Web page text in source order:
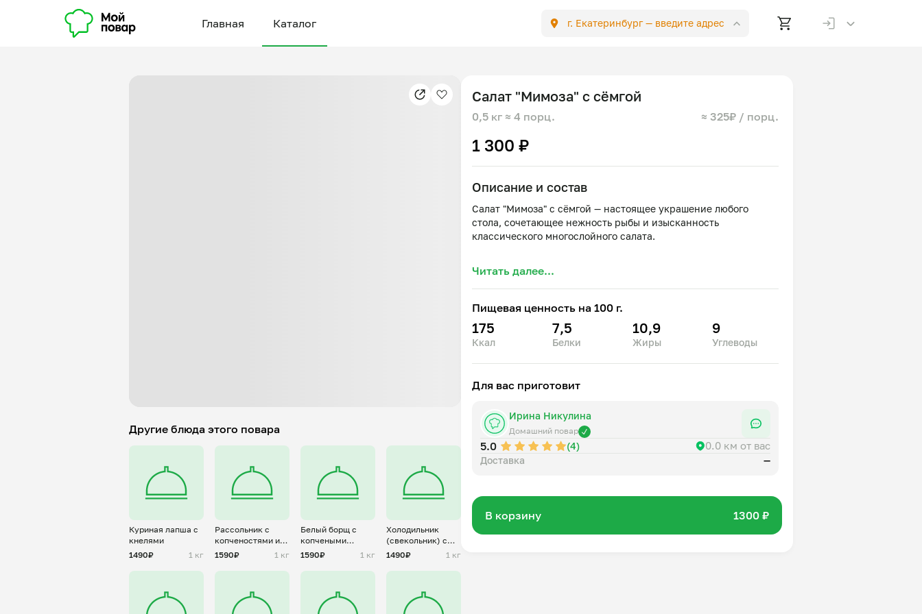
Главная Каталог г. Екатеринбург — введите адрес
Другие блюда этого повара
Куриная лапша с
кнелями
1490₽
1 кг
Рассольник с
копченостями и
булгуром
1590₽ 1 кг
Белый борщ с
копчеными
колбасками
1590₽ 1 кг
Холодильник
(свекольник) с
жареным
1490₽ 1 кг
Салат "Мимоза" с сёмгой
0,5 кг ≈ 4 порц. ≈ 325₽ / порц.
1 300 ₽
Описание и состав
Салат "Мимоза" с сёмгой — настоящее украшение любого
стола, сочетающее нежность рыбы и изысканность
классического многослойного салата.
Читать далее...
Пищевая ценность на 100 г.
175
Ккал
7,5
Белки
10,9
Жиры
9
Углеводы
Для вас приготовит
Ирина Никулина
Домашний повар
5.0 (4) 0.0 км от вас
Доставка —
В корзину 1300 ₽